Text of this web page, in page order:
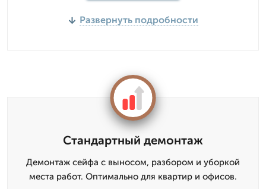
Развернуть подробности
Стандартный демонтаж
Демонтаж сейфа с выносом, разбором и уборкой
места работ. Оптимально для квартир и офисов.